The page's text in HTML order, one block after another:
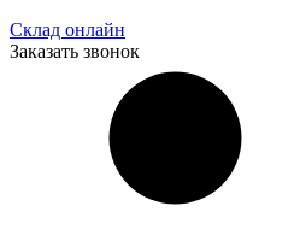
Склад онлайн
Заказать звонок